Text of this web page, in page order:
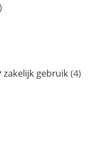
zakelijk gebruik 4